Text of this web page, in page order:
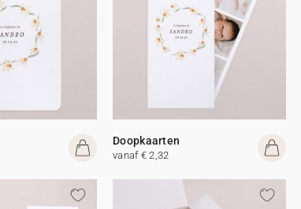
Doopkaarten
vanaf € 2,32